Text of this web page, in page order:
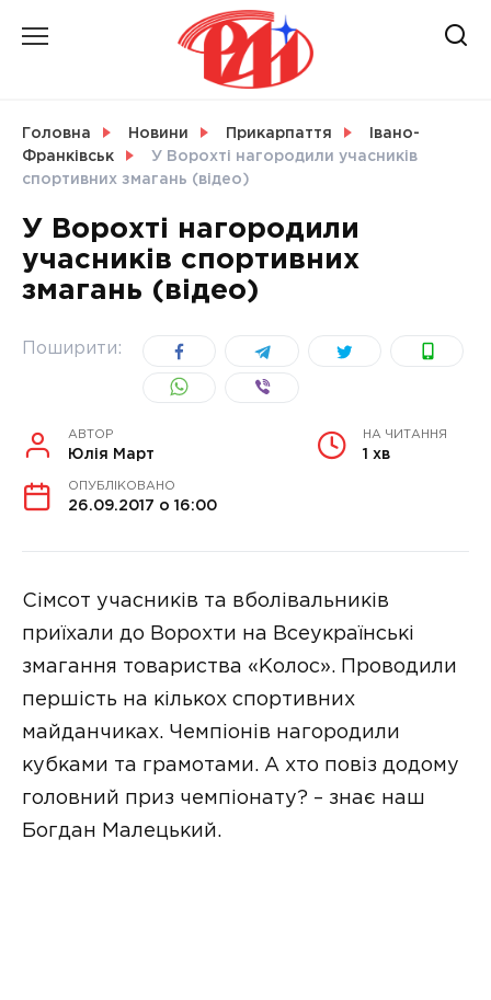
СВІТ
УКРАЇНА
Головна Новини Прикарпаття
Івано-
Франківськ
У Ворохті нагородили учасників
спортивних змагань (відео)
У Ворохті нагородили
учасників спортивних
змагань (відео)
Поширити:
АВТОР
Юлія Март
НА ЧИТАННЯ
1 хв
ОПУБЛІКОВАНО
26.09.2017 о 16:00
Сімсот учасників та вболівальників
приїхали до Ворохти на Всеукраїнські
змагання товариства «Колос». Проводили
першість на кількох спортивних
майданчиках. Чемпіонів нагородили
кубками та грамотами. А хто повіз додому
головний приз чемпіонату? – знає наш
Богдан Малецький.